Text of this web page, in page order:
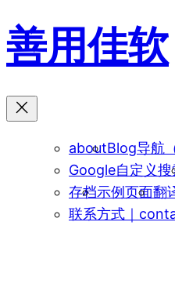
至
内
善用佳软
aboutBlog导航
Google自定义搜
存档示例页面翻
联系方式｜